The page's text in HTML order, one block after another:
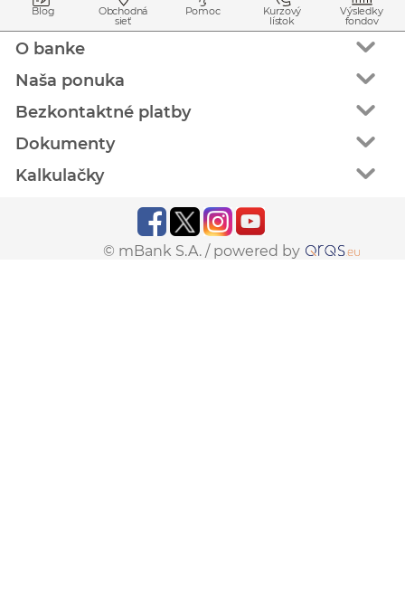
Blog Obchodná
sieť
Pomoc Kurzový
lístok
Výsledky
fondov
O banke
Naša ponuka
Bezkontaktné platby
Dokumenty
Kalkulačky
© mBank S.A. / powered by